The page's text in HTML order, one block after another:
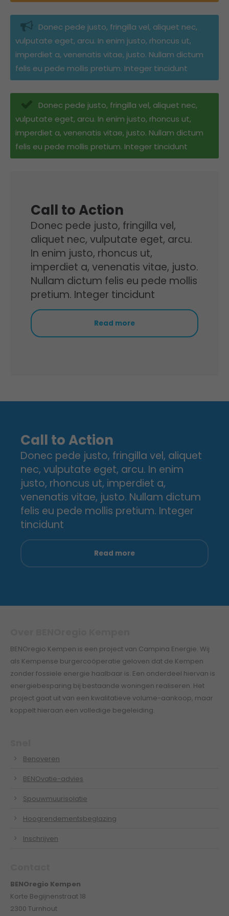
About us
Lorem ipsum dolor sit amet, consectetuer
adipiscing elit.
massa. Cum sociis natoque penatibus et
magnis dis parturient montes, nascetur ridiculus
mus. Donec quam felis, ultricies nec.
Donec pede justo, fringilla vel, aliquet nec,
vulputate eget, arcu. In enim justo, rhoncus ut,
imperdiet a, venenatis vitae, justo. Nullam dictum
felis eu pede mollis pretium. Integer tincidunt
Donec pede justo, fringilla vel, aliquet nec,
vulputate eget, arcu. In enim justo, rhoncus ut,
imperdiet a, venenatis vitae, justo. Nullam dictum
felis eu pede mollis pretium. Integer tincidunt
Call to Action
Donec pede justo, fringilla vel,
aliquet nec, vulputate eget, arcu.
In enim justo, rhoncus ut,
imperdiet a, venenatis vitae, justo.
Nullam dictum felis eu pede mollis
pretium. Integer tincidunt
Read more
Call to Action
Donec pede justo, fringilla vel, aliquet
nec, vulputate eget, arcu. In enim
justo, rhoncus ut, imperdiet a,
venenatis vitae, justo. Nullam dictum
felis eu pede mollis pretium. Integer
tincidunt
Read more
BENOregio Kempen is een project van Campina Energie. Wij
als Kempense burgercoöperatie geloven dat de Kempen
zonder fossiele energie haalbaar is. Een onderdeel hiervan is
energiebesparing bij bestaande woningen realiseren. Het
project gaat uit van een kwalitatieve volume-aankoop, maar
koppelt hieraan een volledige begeleiding.
Benoveren
BENOvatie-advies
Spouwmuurisolatie
Hoogrendementsbeglazing
Inschrijven
BENOregio Kempen
Korte Begijnenstraat 18
2300 Turnhout